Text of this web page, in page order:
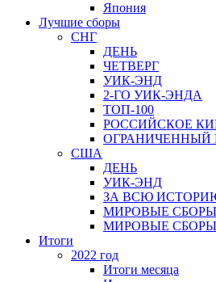
Япония
Лучшие сборы
СНГ
ДЕНЬ
ЧЕТВЕРГ
УИК-ЭНД
2-ГО УИК-ЭНДА
ТОП-100
РОССИЙСКОЕ
ОГРАНИЧЕННЫЙ
США
ДЕНЬ
УИК-ЭНД
ЗА ВСЮ
МИРОВЫЕ СБОРЫ
МИРОВЫЕ
Итоги
2022 год
Итоги месяца